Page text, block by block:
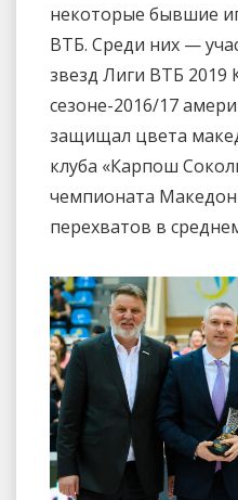
некоторые бывшие
ВТБ. Среди них —
звезд Лиги ВТБ 2019
сезоне-2016/17
защищал цвета
клуба «Карпош
чемпионата
перехватов в